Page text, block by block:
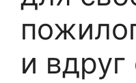
и вдруг